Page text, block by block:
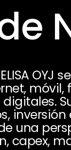
OYJ
móvil,
una
capex,